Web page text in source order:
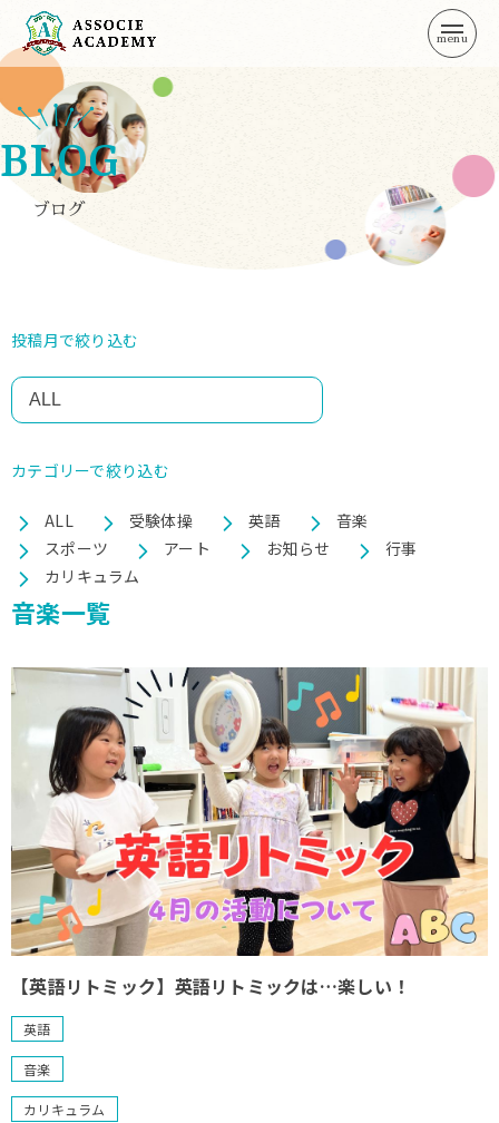
TOP トップページ
ABOUT アソシエ・アカデミーとは
CATEGORY
FAQ よくある質問
BLOG ブログ
お問い合わせはこちら
TEL. 03-6459-5760
平日10:00～12:30/13:30～18:00
BLOG
ブログ
投稿月で絞り込む
カテゴリーで絞り込む
ALL 受験体操 英語
音楽
スポーツ
アート お知らせ
行事
カリキュラム
音楽一覧
【英語リトミック】英語リトミックは…楽しい！
英語
音楽
カリキュラム